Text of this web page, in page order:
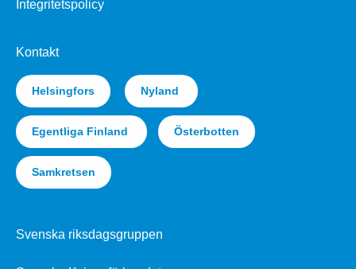
Integritetspolicy
Kontakt
Helsingfors Nyland
Egentliga Finland Österbotten
Samkretsen
Svenska riksdagsgruppen